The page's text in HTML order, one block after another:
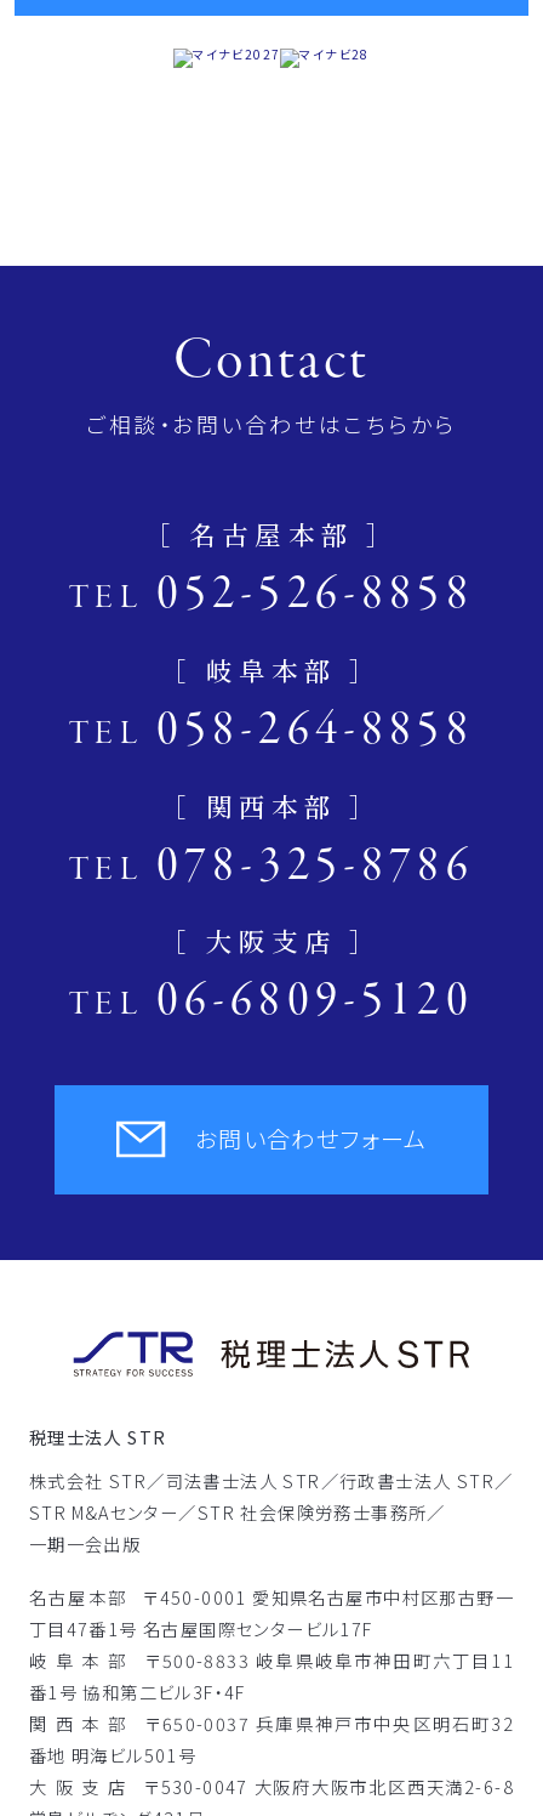
Contact
ご相談・お問い合わせはこちらから
［ 名古屋本部 ］
TEL 052-526-8858
［ 岐阜本部 ］
TEL 058-264-8858
［ 関西本部 ］
TEL 078-325-8786
［ 大阪支店 ］
TEL 06-6809-5120
お問い合わせフォーム
税理士法人 STR
株式会社 STR／司法書士法人 STR／行政書士法人 STR／
STR M&Aセンター／STR 社会保険労務士事務所／
一期一会出版
名古屋本部〒450-0001 愛知県名古屋市中村区那古野一
丁目47番1号 名古屋国際センタービル17F
岐阜本部〒500-8833 岐阜県岐阜市神田町六丁目11
番1号 協和第二ビル3F・4F
関西本部〒650-0037 兵庫県神戸市中央区明石町32
番地 明海ビル501号
大阪支店〒530-0047 大阪府大阪市北区西天満2-6-8